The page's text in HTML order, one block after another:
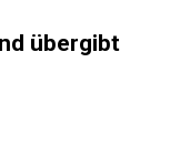
übergibt